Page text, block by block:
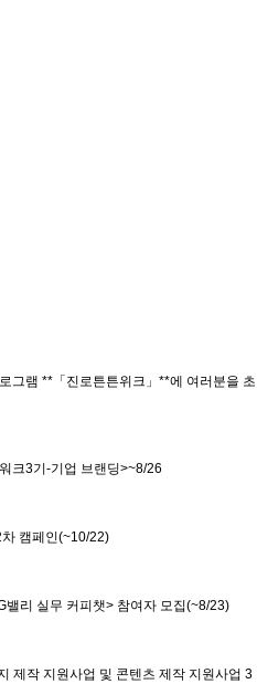
그램 **「진로튼튼위크」**에 여러분을 초
크3기-기업 브랜딩>~8/26
캠페인(~10/22)
리 실무 커피챗> 참여자 모집(~8/23)
제작 지원사업 및 콘텐츠 제작 지원사업 3